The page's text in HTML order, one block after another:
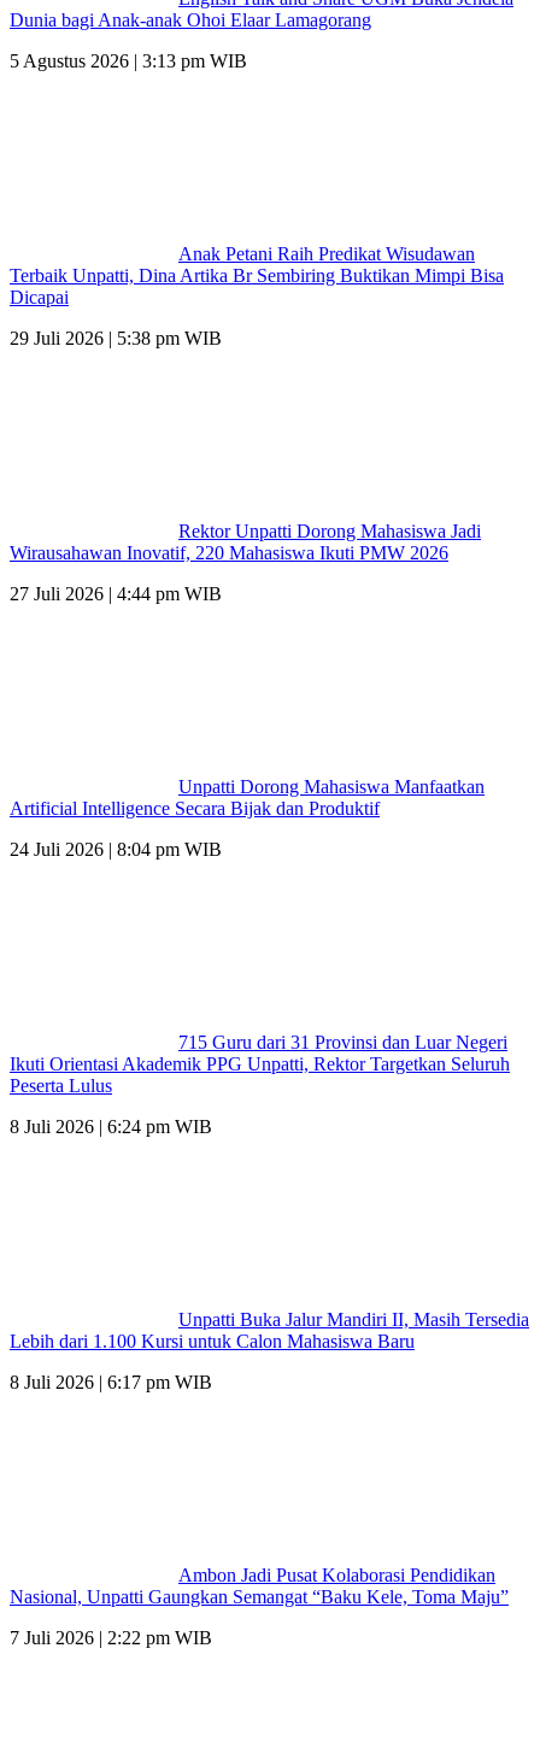
Dunia bagi Anak-anak Ohoi Elaar Lamagorang
5 Agustus 2026 | 3:13 pm WIB
Anak Petani Raih Predikat Wisudawan
Terbaik Unpatti, Dina Artika Br Sembiring Buktikan Mimpi Bisa
Dicapai
29 Juli 2026 | 5:38 pm WIB
Rektor Unpatti Dorong Mahasiswa Jadi
Wirausahawan Inovatif, 220 Mahasiswa Ikuti PMW 2026
27 Juli 2026 | 4:44 pm WIB
Unpatti Dorong Mahasiswa Manfaatkan
Artificial Intelligence Secara Bijak dan Produktif
24 Juli 2026 | 8:04 pm WIB
715 Guru dari 31 Provinsi dan Luar Negeri
Ikuti Orientasi Akademik PPG Unpatti, Rektor Targetkan Seluruh
Peserta Lulus
8 Juli 2026 | 6:24 pm WIB
Unpatti Buka Jalur Mandiri II, Masih Tersedia
Lebih dari 1.100 Kursi untuk Calon Mahasiswa Baru
8 Juli 2026 | 6:17 pm WIB
Ambon Jadi Pusat Kolaborasi Pendidikan
Nasional, Unpatti Gaungkan Semangat “Baku Kele, Toma Maju”
7 Juli 2026 | 2:22 pm WIB